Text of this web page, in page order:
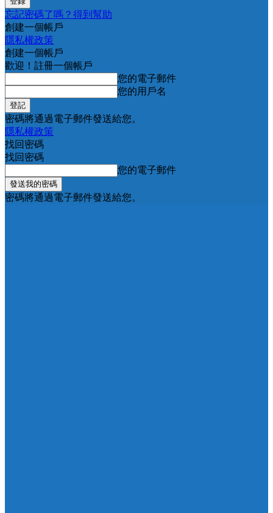
忘記密碼了嗎？得到幫助
創建一個帳戶
隱私權政策
創建一個帳戶
歡迎！註冊一個帳戶
您的電子郵件
您的用戶名
密碼將通過電子郵件發送給您。
隱私權政策
找回密碼
找回密碼
您的電子郵件
密碼將通過電子郵件發送給您。